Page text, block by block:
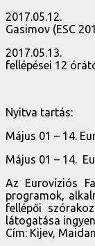
2017.05.12.
Gasimov (ESC
2017.05.13.
fellépései 12
Nyitva tartás:
Május 01 – 14.
Május 01 – 14.
Az Eurovíziós
programok,
fellépői
látogatása
Cím: Kijev,